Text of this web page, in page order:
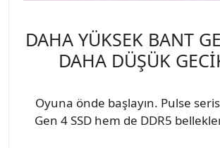
DAHA YÜKSEK BANT
DAHA DÜŞÜK
Oyuna önde başlayın. Pulse
Gen 4 SSD hem de DDR5